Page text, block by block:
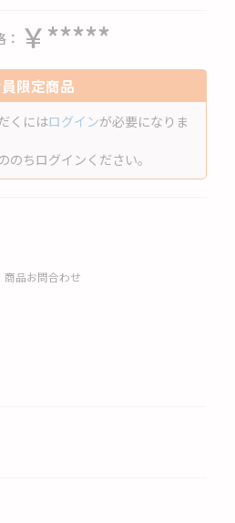
￥*****
限定商品
くにはログインが必要になりま
のちログインください。
商品お問合わせ